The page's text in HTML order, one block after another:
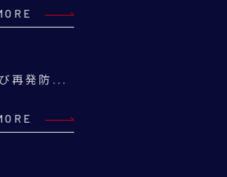
再発防...